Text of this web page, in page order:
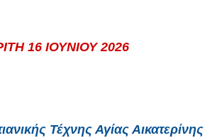
16 ΙΟΥΝΙΟΥ 2026
Τέχνης Αγίας Αικατερίνης